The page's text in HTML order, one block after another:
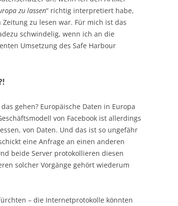
zu lassen“ richtig interpretiert habe,
zu lesen war. Für mich ist das
schwindelig, wenn ich an die
Umsetzung des Safe Harbour
gehen? Europäische Daten in Europa
von Facebook ist allerdings
von Daten. Und das ist so ungefähr
eine Anfrage an einen anderen
beide Server protokollieren diesen
solcher Vorgänge gehört wiederum
– die Internetprotokolle könnten